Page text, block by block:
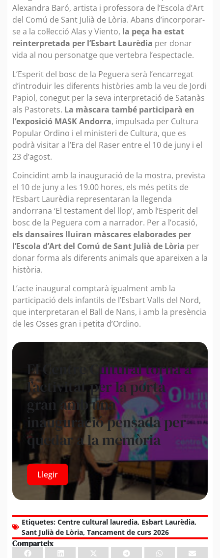
Alexandra Baró, artista i professora de l’Escola d’Art
del Comú de Sant Julià de Lòria. Abans d’incorporar-
se a la col·lecció Alas y Viento, la peça ha estat
reinterpretada per l’Esbart Laurèdia per donar
vida al nou personatge que vertebra l’espectacle.
L’Esperit del bosc de la Peguera serà l’encarregat
d’introduir les diferents històries amb la veu de Jordi
Papiol, conegut per la seva interpretació de Satanàs
als Pastorets. La màscara també participarà en
l’exposició MASK Andorra, impulsada per Cultura
Popular Ordino i el ministeri de Cultura, que es
podrà visitar a l’Era del Raser entre el 10 de juny i el
23 d’agost.
Coincidint amb la inauguració de la mostra, prevista
el 10 de juny a les 19.00 hores, els més petits de
l’Esbart Laurèdia representaran la llegenda
andorrana ‘El testament del llop’, amb l’Esperit del
bosc de la Peguera com a narrador. Per a l’ocasió,
els dansaires lluiran màscares elaborades per
l’Escola d’Art del Comú de Sant Julià de Lòria per
donar forma als diferents animals que apareixen a la
història.
L’acte inaugural comptarà igualment amb la
participació dels infantils de l’Esbart Valls del Nord,
que interpretaran el Ball de Nans, i amb la presència
de les Osses gran i petita d’Ordino.
El Centre Cultural torna a
l’activitat per la porta
gran amb una
inauguració pensada per
quedar a la memòria
Llegir
Etiquetes: Centre cultural lauredia, Esbart Laurèdia,
Sant Julià de Lòria, Tancament de curs 2026
Comparteix